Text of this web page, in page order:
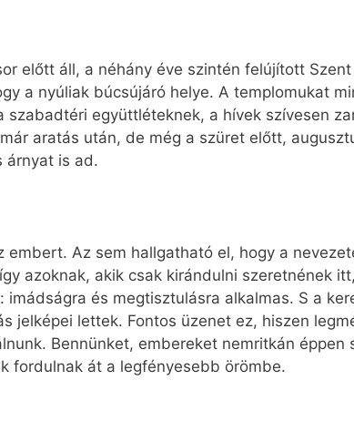
előtt áll, a néhány éve szintén felújított
a nyúliak búcsújáró helye. A templomukat
együttléteknek, a hívek szívesen
aratás után, de még a szüret előtt,
árnyat is ad.
Az sem hallgatható el, hogy a
azoknak, akik csak kirándulni szeretnének
és megtisztulásra alkalmas. S a
jelképei lettek. Fontos üzenet ez, hiszen
Bennünket, embereket nemritkán éppen
fordulnak át a legfényesebb örömbe.